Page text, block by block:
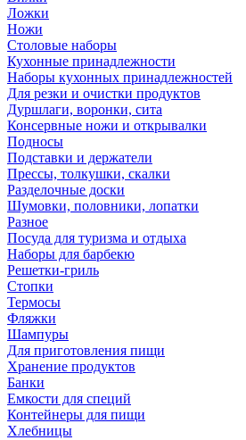
Ложки
Ножи
Столовые наборы
Кухонные принадлежности
Наборы кухонных принадлежностей
Для резки и очистки продуктов
Дуршлаги, воронки, сита
Консервные ножи и открывалки
Подносы
Подставки и держатели
Прессы, толкушки, скалки
Разделочные доски
Шумовки, половники, лопатки
Разное
Посуда для туризма и отдыха
Наборы для барбекю
Решетки-гриль
Стопки
Термосы
Фляжки
Шампуры
Для приготовления пищи
Хранение продуктов
Банки
Емкости для специй
Контейнеры для пищи
Хлебницы